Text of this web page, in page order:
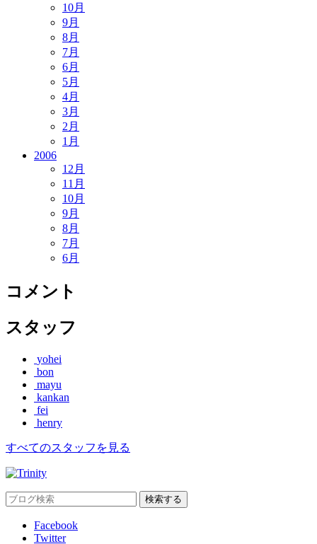
10月
9月
8月
7月
6月
5月
4月
3月
2月
1月
2006
12月
11月
10月
9月
8月
7月
6月
コメント
スタッフ
yohei
bon
mayu
kankan
fei
henry
すべてのスタッフを見る
Facebook
Twitter